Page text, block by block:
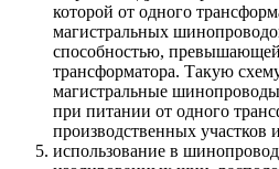
которой от одного
магистральных
способностью,
трансформатора. Такую
магистральные
при питании от одного
производственных участков
использование в